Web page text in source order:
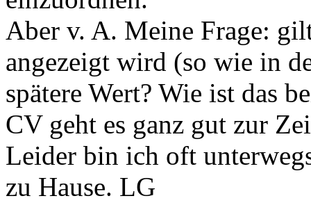
Aber v. A. Meine Frage:
angezeigt wird (so wie in
spätere Wert? Wie ist das
CV geht es ganz gut zur
Leider bin ich oft
zu Hause. LG